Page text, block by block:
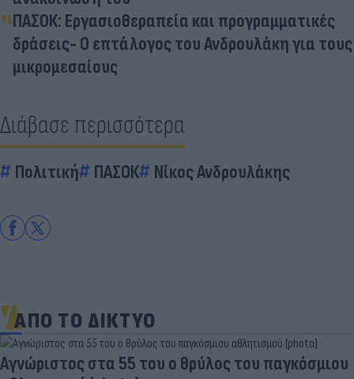
ΠΑΣΟΚ: Εργασιοθεραπεία και προγραμματικές
δράσεις- Ο επτάλογος του Ανδρουλάκη για τους
μικρομεσαίους
Διάβασε περισσότερα
Πολιτική ΠΑΣΟΚ Νίκος Ανδρουλάκης
ΑΠΟ ΤΟ ΔΙΚΤΥΟ
Aγνώριστος στα 55 του ο θρύλος του παγκόσμιου